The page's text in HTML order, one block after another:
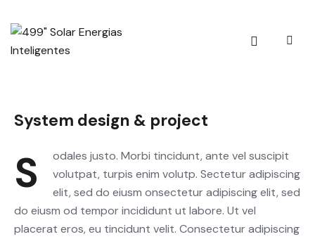
System design & project
sodales justo. Morbi tincidunt, ante vel suscipit
volutpat, turpis enim volutp. Sectetur adipiscing
elit, sed do eiusm onsectetur adipiscing elit, sed
do eiusm od tempor incididunt ut labore. Ut vel
placerat eros, eu tincidunt velit. Consectetur adipiscing